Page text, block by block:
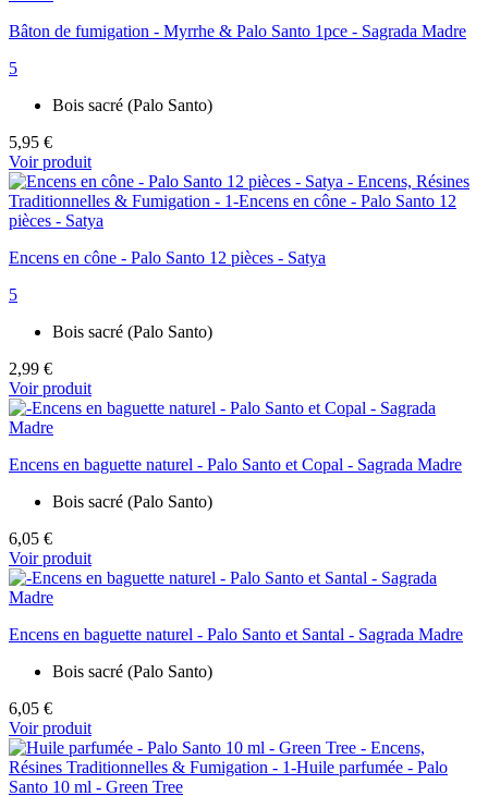
Bâton de fumigation - Myrrhe & Palo Santo 1pce - Sagrada Madre
5
Bois sacré (Palo Santo)
5,95 €
Voir produit
Encens en cône - Palo Santo 12 pièces - Satya
5
Bois sacré (Palo Santo)
2,99 €
Voir produit
Encens en baguette naturel - Palo Santo et Copal - Sagrada Madre
Bois sacré (Palo Santo)
6,05 €
Voir produit
Encens en baguette naturel - Palo Santo et Santal - Sagrada Madre
Bois sacré (Palo Santo)
6,05 €
Voir produit